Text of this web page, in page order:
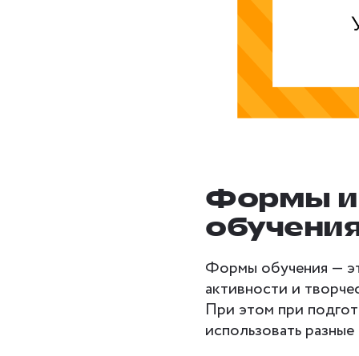
Формы
Формы обучения —
активности и
При этом при
использовать